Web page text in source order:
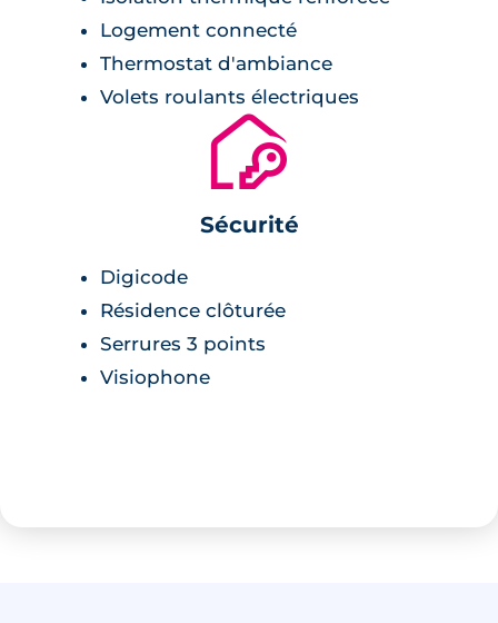
Logement connecté
Thermostat d'ambiance
Volets roulants électriques
🔐
Sécurité
Digicode
Résidence clôturée
Serrures 3 points
Visiophone